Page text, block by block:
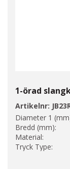
1-örad
Artikelnr:
Diameter 1
Bredd (mm):
Material:
Tryck Type: